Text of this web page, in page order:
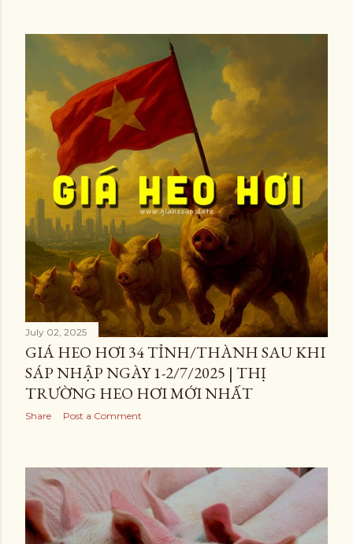
July 02, 2025
GIÁ HEO HƠI 34 TỈNH/THÀNH SAU KHI
SÁP NHẬP NGÀY 1-2/7/2025 | THỊ
TRƯỜNG HEO HƠI MỚI NHẤT
Share Post a Comment